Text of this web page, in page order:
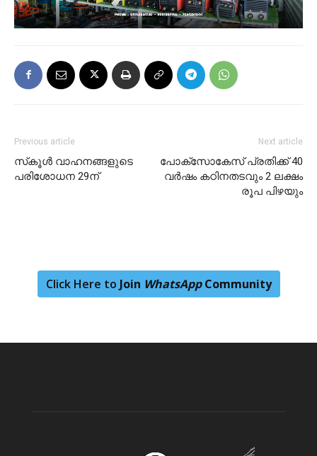
Previous article
സ്‌കൂള്‍ വാഹനങ്ങളുടെ
പരിശോധന 29ന്
Next article
പോക്സോകേസ് പ്രതിക്ക് 40
വർഷം കഠിനതടവും 2 ലക്ഷം
രൂപ പിഴയും
Click Here to Join WhatsAppCommunity